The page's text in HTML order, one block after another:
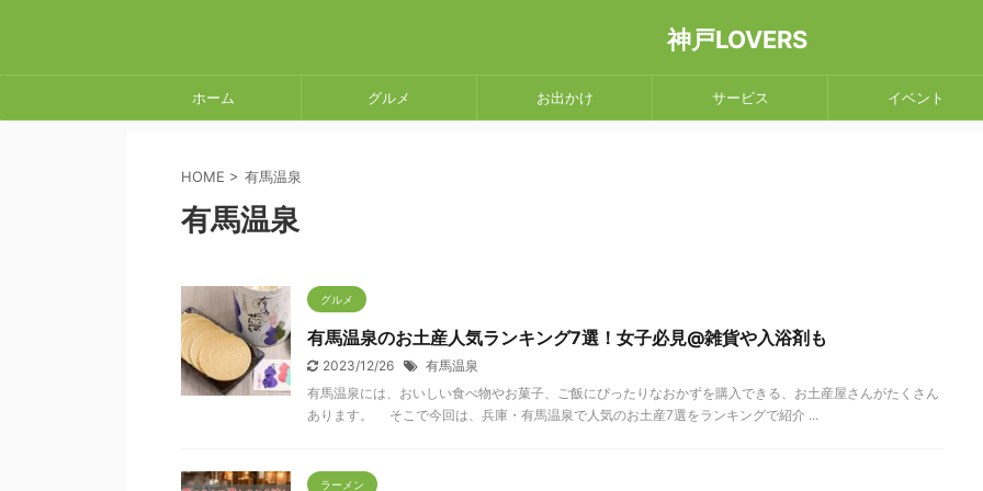
神戸LOVERS
ホーム グルメ お出かけ サービス イベント
HOME > 有馬温泉
有馬温泉
グルメ
有馬温泉のお土産人気ランキング7選！女子必見@雑貨や入浴剤も
2023/12/26
有馬温泉
有馬温泉には、おいしい食べ物やお菓子、ご飯にぴったりなおかずを購入できる、お土産屋さんがたくさん
あります。 そこで今回は、兵庫・有馬温泉で人気のお土産7選をランキングで紹介 ...
ラーメン